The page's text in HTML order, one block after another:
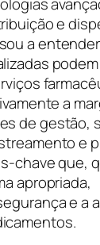
e
a
a
de gestão,
e
chave que,
apropriada,
e a